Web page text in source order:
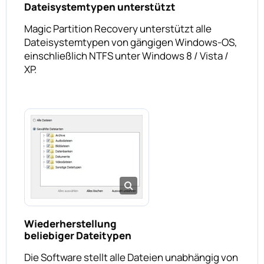
Dateisystemtypen unterstützt
Magic Partition Recovery unterstützt alle
Dateisystemtypen von gängigen Windows-OS,
einschließlich NTFS unter Windows 8 / Vista /
XP.
Wiederherstellung
beliebiger Dateitypen
Die Software stellt alle Dateien unabhängig von